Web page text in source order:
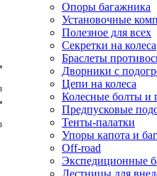
Опоры багажника
Установочные
Полезное для всех
Секретки на колеса
Браслеты
Дворники с
Цепи на колеса
Колесные болты и
Предпусковые
Тенты-палатки
Упоры капота и
Off-road
Экспедиционные
Лестницы для